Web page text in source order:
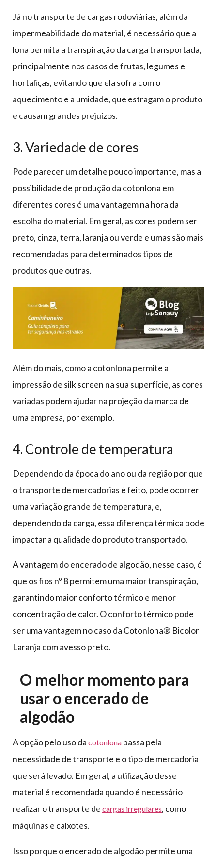
Já no transporte de cargas rodoviárias, além da
impermeabilidade do material, é necessário que a
lona permita a transpiração da carga transportada,
principalmente nos casos de frutas, legumes e
hortaliças, evitando que ela sofra com o
aquecimento e a umidade, que estragam o produto
e causam grandes prejuízos.
3. Variedade de cores
Pode parecer um detalhe pouco importante, mas a
possibilidade de produção da cotonlona em
diferentes cores é uma vantagem na hora da
escolha do material. Em geral, as cores podem ser
preto, cinza, terra, laranja ou verde e umas são mais
recomendadas para determinados tipos de
produtos que outras.
Além do mais, como a cotonlona permite a
impressão de silk screen na sua superfície, as cores
variadas podem ajudar na projeção da marca de
uma empresa, por exemplo.
4. Controle de temperatura
Dependendo da época do ano ou da região por que
o transporte de mercadorias é feito, pode ocorrer
uma variação grande de temperatura, e,
dependendo da carga, essa diferença térmica pode
impactar a qualidade do produto transportado.
A vantagem do encerado de algodão, nesse caso, é
que os fios nº 8 permitem uma maior transpiração,
garantindo maior conforto térmico e menor
concentração de calor. O conforto térmico pode
ser uma vantagem no caso da Cotonlona® Bicolor
Laranja com avesso preto.
O melhor momento para
usar o encerado de
algodão
A opção pelo uso da cotonlona passa pela
necessidade de transporte e o tipo de mercadoria
que será levado. Em geral, a utilização desse
material é recomendada quando é necessário
realizar o transporte de cargas irregulares, como
máquinas e caixotes.
Isso porque o encerado de algodão permite uma